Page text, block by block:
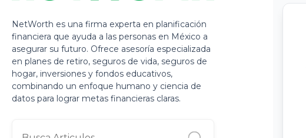
NetWorth es una firma experta en planificación
financiera que ayuda a las personas en México a
asegurar su futuro. Ofrece asesoría especializada
en planes de retiro, seguros de vida, seguros de
hogar, inversiones y fondos educativos,
combinando un enfoque humano y ciencia de
datos para lograr metas financieras claras.